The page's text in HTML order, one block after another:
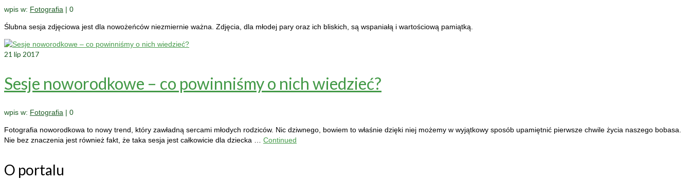
wpis w: Fotografia | 0
Ślubna sesja zdjęciowa jest dla nowożeńców niezmiernie ważna. Zdjęcia, dla młodej pary oraz ich bliskich, są wspaniałą i wartościową pamiątką.
21 lip 2017
Sesje noworodkowe – co powinniśmy o nich wiedzieć?
wpis w: Fotografia | 0
Fotografia noworodkowa to nowy trend, który zawładną sercami młodych rodziców. Nic dziwnego, bowiem to właśnie dzięki niej możemy w wyjątkowy sposób upamiętnić pierwsze chwile życia naszego bobasa.
Nie bez znaczenia jest również fakt, że taka sesja jest całkowicie dla dziecka … Continued
O portalu